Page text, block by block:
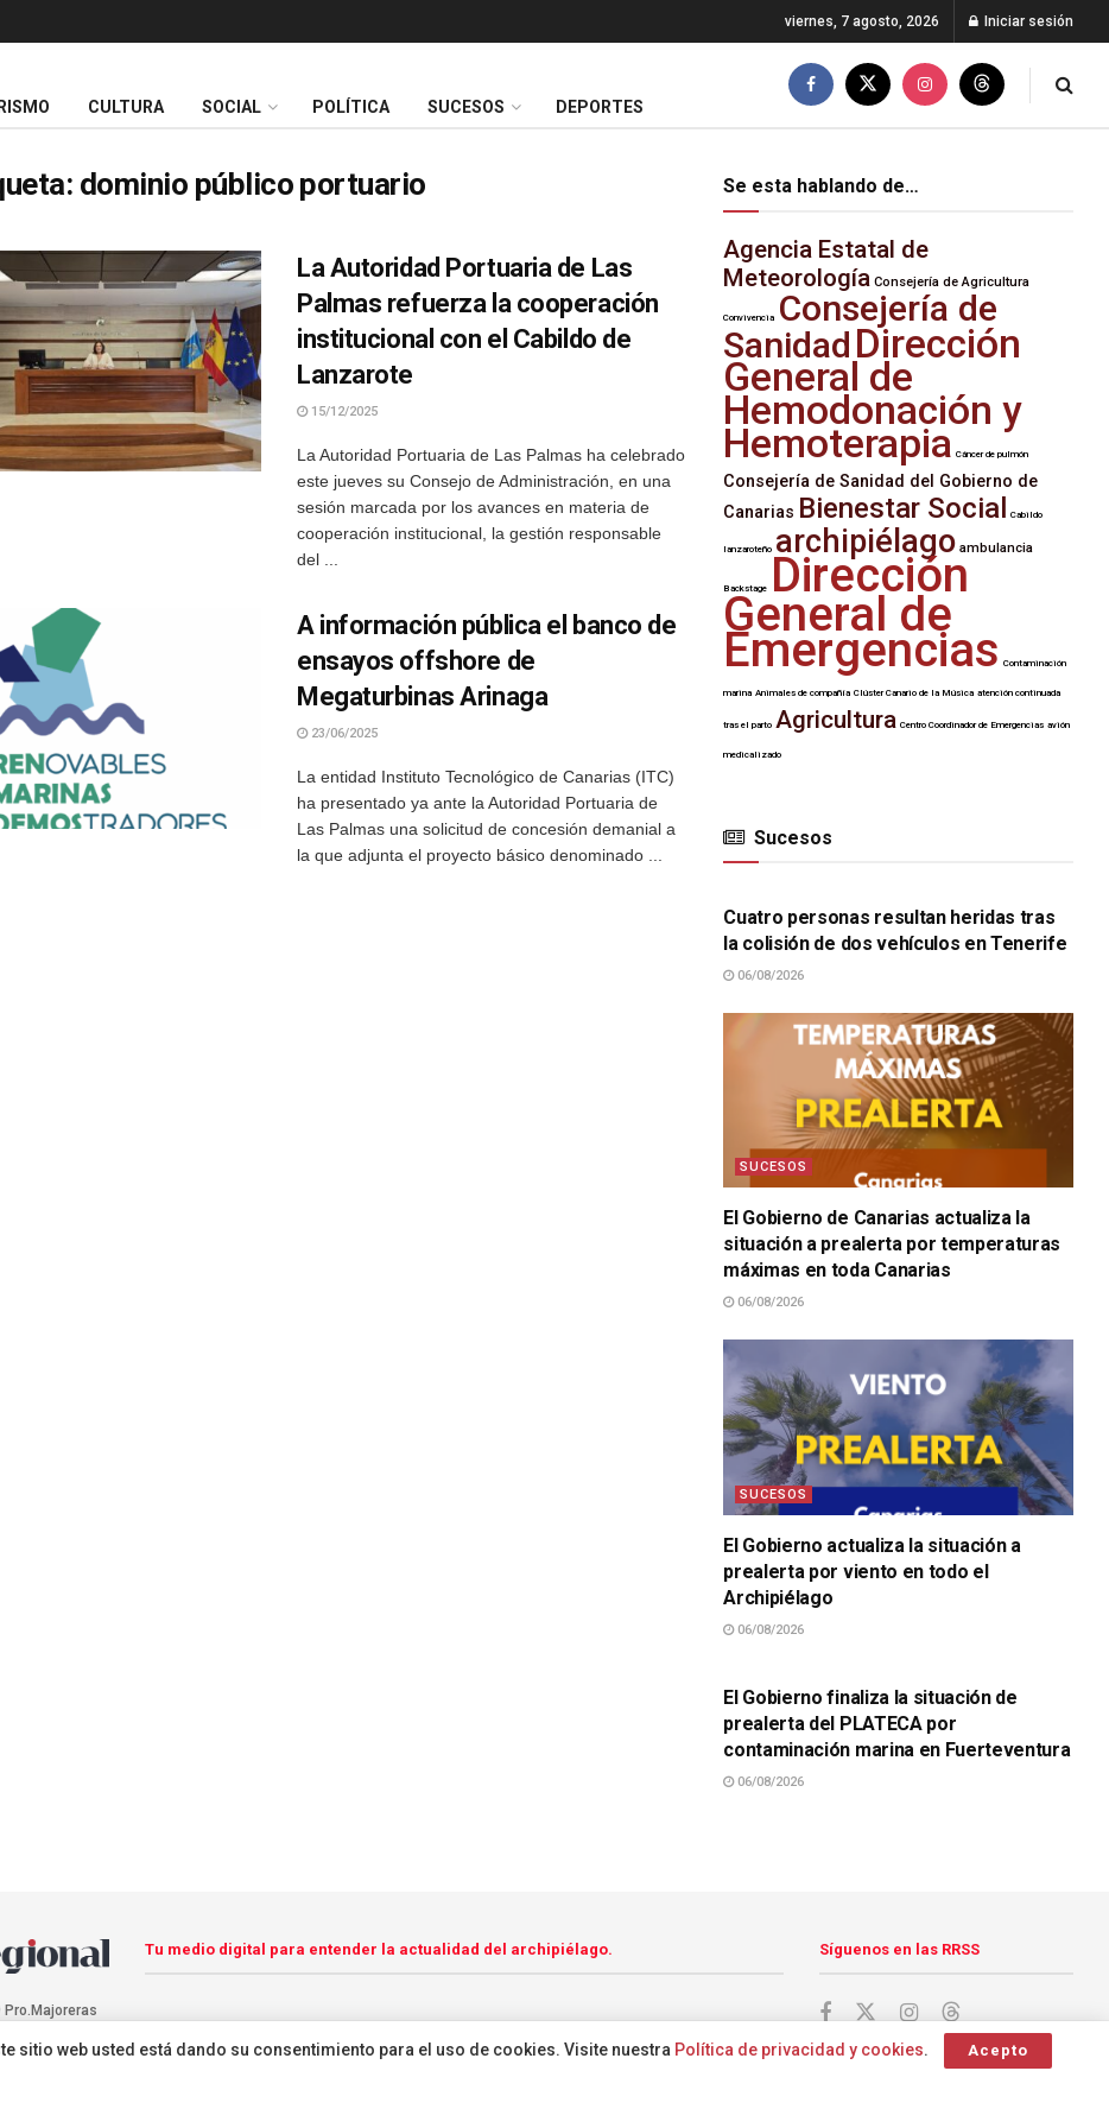
viernes, 7 agosto, 2026 Iniciar sesión
CULTURA SOCIAL POLÍTICA SUCESOS DEPORTES
dominio público portuario
La Autoridad Portuaria de Las
Palmas refuerza la cooperación
institucional con el Cabildo de
Lanzarote
15/12/2025
La Autoridad Portuaria de Las Palmas ha celebrado
este jueves su Consejo de Administración, en una
sesión marcada por los avances en materia de
cooperación institucional, la gestión responsable
del ...
A información pública el banco de
ensayos offshore de
Megaturbinas Arinaga
23/06/2025
La entidad Instituto Tecnológico de Canarias (ITC)
ha presentado ya ante la Autoridad Portuaria de
Las Palmas una solicitud de concesión demanial a
la que adjunta el proyecto básico denominado ...
Se esta hablando de…
Agencia Estatal de
Meteorología Consejería de Agricultura
Convivencia Consejería de
Sanidad Dirección
General de
Hemodonación y
Hemoterapia Cáncer de pulmón
Consejería de Sanidad del Gobierno de
Canarias Bienestar Social Cabildo
lanzaroteño archipiélago ambulancia
Backstage Dirección
General de
Emergencias Contaminación
marina Animales de compañía Clúster Canario de la Música atención continuada
tras el parto Agricultura Centro Coordinador de Emergencias avión
medicalizado
Sucesos
SUCESOS
Cuatro personas resultan heridas tras
la colisión de dos vehículos en Tenerife
06/08/2026
SUCESOS
El Gobierno de Canarias actualiza la
situación a prealerta por temperaturas
máximas en toda Canarias
06/08/2026
SUCESOS
El Gobierno actualiza la situación a
prealerta por viento en todo el
Archipiélago
06/08/2026
El Gobierno finaliza la situación de
prealerta del PLATECA por
contaminación marina en Fuerteventura
06/08/2026
Tu medio digital para entender la actualidad del archipiélago. Síguenos en las RRSS
sitio web usted está dando su consentimiento para el uso de cookies. Visite nuestra Política de privacidad y cookies. Acepto